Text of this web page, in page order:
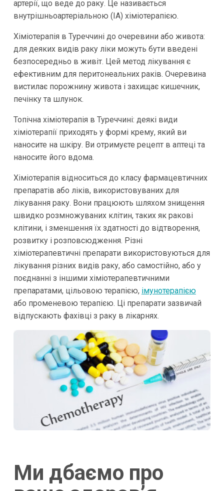
артерії, що веде до раку. Це називається
внутрішньоартеріальною (IA) хіміотерапією.
Хіміотерапія в Туреччині до очеревини або живота:
для деяких видів раку ліки можуть бути введені
безпосередньо в живіт. Цей метод лікування є
ефективним для перитонеальних раків. Очеревина
вистилає порожнину живота і захищає кишечник,
печінку та шлунок.
Топічна хіміотерапія в Туреччині: деякі види
хіміотерапії приходять у формі крему, який ви
наносите на шкіру. Ви отримуєте рецепт в аптеці та
наносите його вдома.
Хіміотерапія відноситься до класу фармацевтичних
препаратів або ліків, використовуваних для
лікування раку. Вони працюють шляхом знищення
швидко розмножуваних клітин, таких як ракові
клітини, і зменшення їх здатності до відтворення,
розвитку і розповсюдження. Різні
хіміотерапевтичні препарати використовуються для
лікування різних видів раку, або самостійно, або у
поєднанні з іншими хіміотерапевтичними
препаратами, цільовою терапією, імунотерапією
або променевою терапією. Ці препарати зазвичай
відпускають фахівці з раку в лікарнях.
Ми дбаємо про